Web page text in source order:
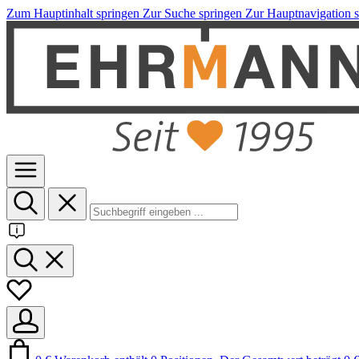
Zum Hauptinhalt springen Zur Suche springen Zur Hauptnavigation